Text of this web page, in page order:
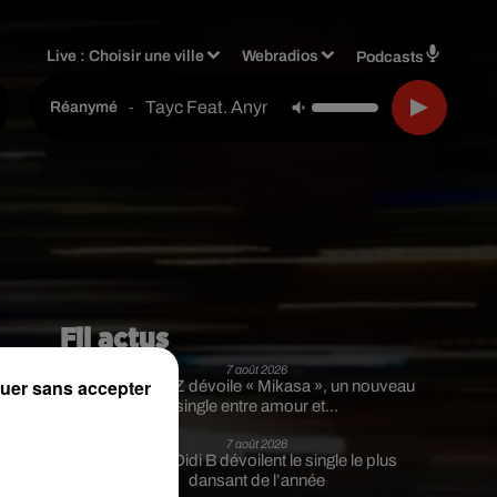
Live :Choisir une ville Webradios Podcasts
Réanymé - Tayc Feat. Anyme023
Fil actus
7 août 2026
Moha MMZ dévoile « Mikasa », un nouveau
single entre amour et...
7 août 2026
Tayc et Didi B dévoilent le single le plus
dansant de l’année
sans accepter